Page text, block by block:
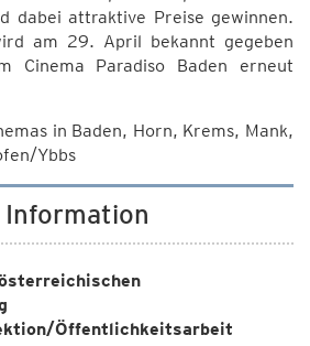
dabei attraktive Preise gewinnen.
am 29. April bekannt gegeben
Cinema Paradiso Baden erneut
in Baden, Horn, Krems, Mank,
Ybbs
Information
Öffentlichkeitsarbeit